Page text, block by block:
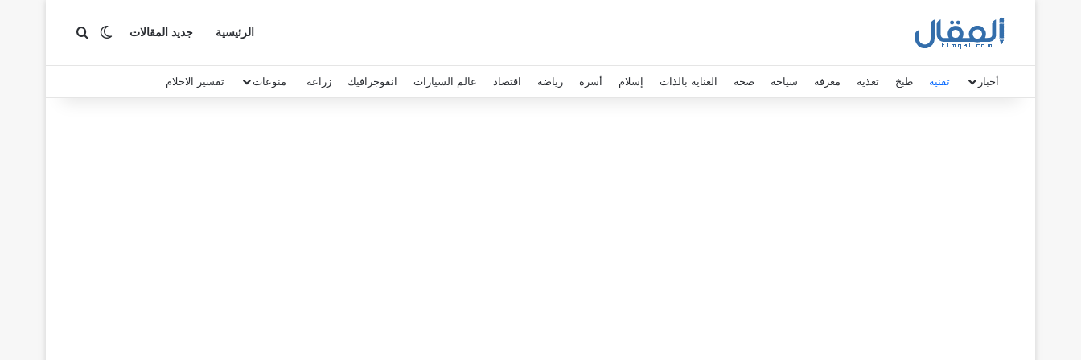
الرئيسية جديد المقالات الوضع المظلم
بحث عن
أخبار تقنية طبخ تغذية معرفة سياحة صحة العناية بالذات إسلام أسرة رياضة اقتصاد عالم السيارات انفوجرافيك زراعة منوعات تفسير الاحلام